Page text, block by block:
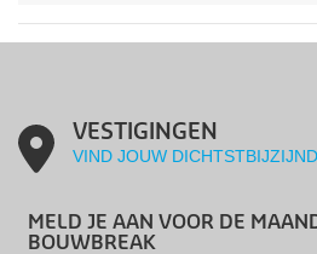
VESTIGINGEN
VIND JOUW
MELD JE AAN VOOR DE
BOUWBREAK